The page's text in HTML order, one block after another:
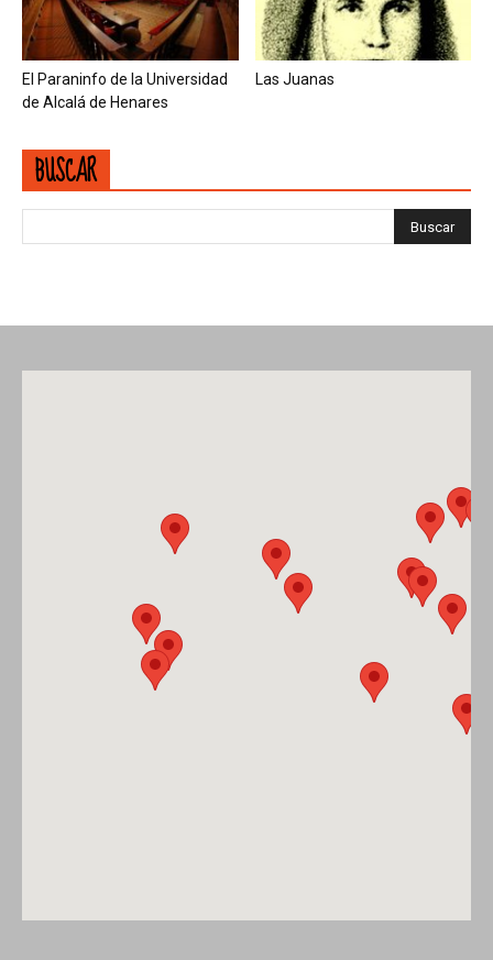
El Paraninfo de la Universidad
de Alcalá de Henares
Las Juanas
BUSCAR